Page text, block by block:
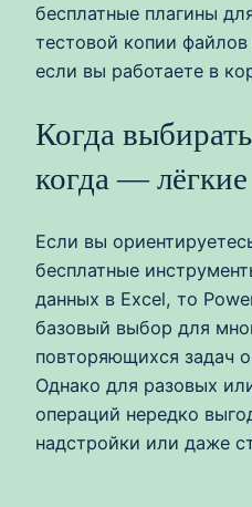
бесплатные плагины
тестовой копии
если вы работаете в
Когда
когда —
Если вы
бесплатные
данных в Excel, то
базовый выбор для
повторяющихся задач
Однако для разовых
операций нередко
надстройки или даже